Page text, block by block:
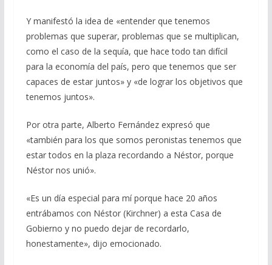
Y manifestó la idea de «entender que tenemos
problemas que superar, problemas que se multiplican,
como el caso de la sequía, que hace todo tan difícil
para la economía del país, pero que tenemos que ser
capaces de estar juntos» y «de lograr los objetivos que
tenemos juntos».
Por otra parte, Alberto Fernández expresó que
«también para los que somos peronistas tenemos que
estar todos en la plaza recordando a Néstor, porque
Néstor nos unió».
«Es un día especial para mí porque hace 20 años
entrábamos con Néstor (Kirchner) a esta Casa de
Gobierno y no puedo dejar de recordarlo,
honestamente», dijo emocionado.